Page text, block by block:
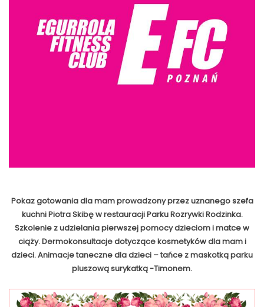
Pokaz gotowania dla mam prowadzony przez uznanego szefa
kuchni Piotra Skibę w restauracji Parku Rozrywki Rodzinka.
Szkolenie z udzielania pierwszej pomocy dzieciom i matce w
ciąży. Dermokonsultacje dotyczące kosmetyków dla mam i
dzieci. Animacje taneczne dla dzieci – tańce z maskotką parku
pluszową surykatką -Timonem.